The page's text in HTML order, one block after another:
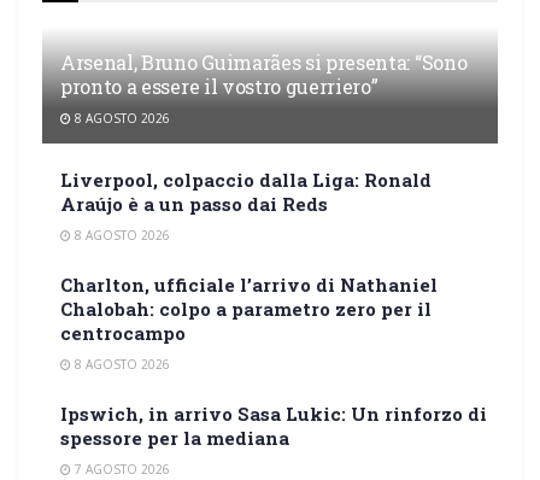
Arsenal, Bruno Guimarães si presenta: “Sono
pronto a essere il vostro guerriero”
8 AGOSTO 2026
Liverpool, colpaccio dalla Liga: Ronald
Araújo è a un passo dai Reds
8 AGOSTO 2026
Charlton, ufficiale l’arrivo di Nathaniel
Chalobah: colpo a parametro zero per il
centrocampo
8 AGOSTO 2026
Ipswich, in arrivo Sasa Lukic: Un rinforzo di
spessore per la mediana
7 AGOSTO 2026